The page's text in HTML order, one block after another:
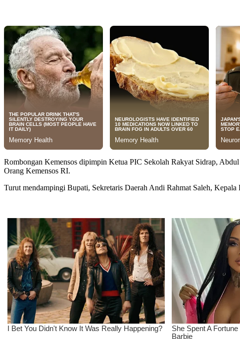
Rombongan Kemensos dipimpin Ketua PIC Sekolah Rakyat Sidrap,
Orang Kemensos RI.
Turut mendampingi Bupati, Sekretaris Daerah Andi Rahmat Saleh,